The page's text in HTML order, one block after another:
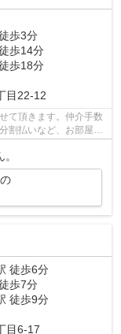
歩3分
歩14分
歩18分
目22-12
て頂きます。仲介手数
割払いなど、お部屋探
徒歩6分
歩7分
徒歩9分
目6-17